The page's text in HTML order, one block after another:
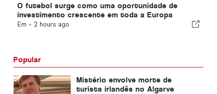
O futebol surge como uma oportunidade de
investimento crescente em toda a Europa
Em - 2 hours ago
Popular
Mistério envolve morte de
turista irlandês no Algarve